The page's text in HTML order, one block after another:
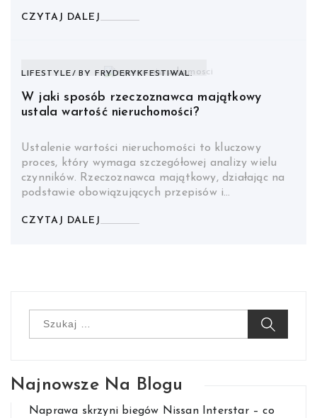
CZYTAJ DALEJ
LIFESTYLE BY FRYDERYKFESTIWAL.
W jaki sposób rzeczoznawca majątkowy
ustala wartość nieruchomości?
Ustalenie wartości nieruchomości to kluczowy
proces, który wymaga szczegółowej analizy wielu
czynników. Rzeczoznawca majątkowy, działając na
podstawie obowiązujących przepisów i…
CZYTAJ DALEJ
Najnowsze Na Blogu
Naprawa skrzyni biegów Nissan Interstar – co